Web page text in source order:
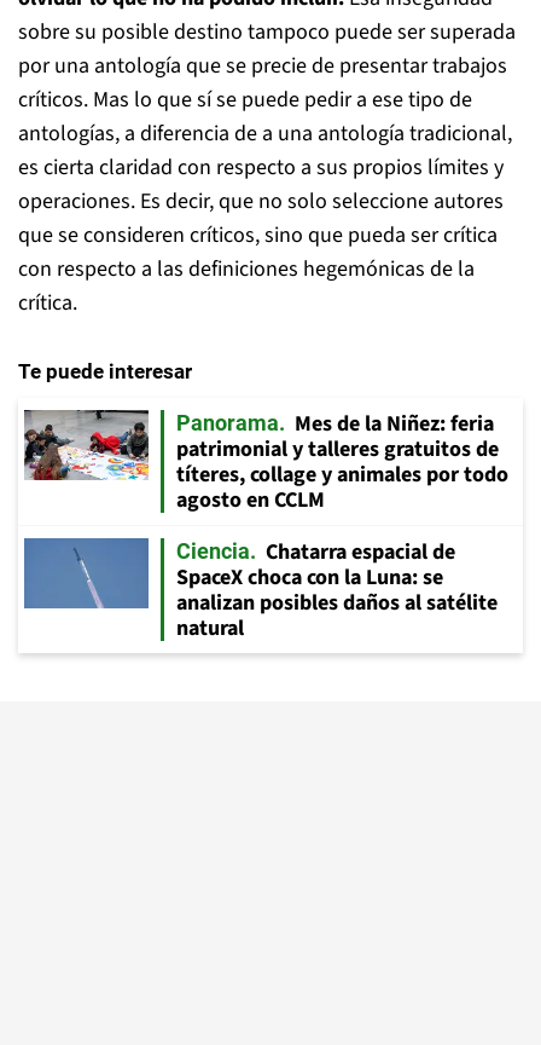
sobre su posible destino tampoco puede ser superada
por una antología que se precie de presentar trabajos
críticos. Mas lo que sí se puede pedir a ese tipo de
antologías, a diferencia de a una antología tradicional,
es cierta claridad con respecto a sus propios límites y
operaciones. Es decir, que no solo seleccione autores
que se consideren críticos, sino que pueda ser crítica
con respecto a las definiciones hegemónicas de la
crítica.
Te puede interesar
Panorama
Mes de la Niñez: feria
patrimonial y talleres gratuitos de
títeres, collage y animales por todo
agosto en CCLM
Ciencia
Chatarra espacial de
SpaceX choca con la Luna: se
analizan posibles daños al satélite
natural